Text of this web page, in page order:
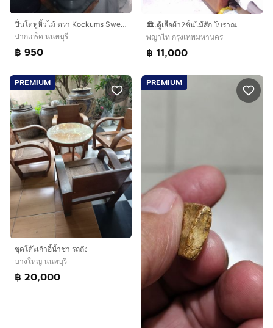
ปิ่นโตหูหิ้วไม้ ตรา Kockums Sweden เป็นเหล็กเคลือบอีนาเมล ขนาด 12ซม. 5ชั้น เป็นของเก่ามาก และสภาพดีสมบูรณ์
ปากเกร็ด นนทบุรี
฿ 950
🏛.ตู้เสื้อผ้า2ชั้นไม้สัก โบราณ
พญาไท กรุงเทพมหานคร
฿ 11,000
PREMIUM
ชุดโต๊ะเก้าอี้น้ำชา รถถัง
บางใหญ่ นนทบุรี
฿ 20,000
PREMIUM